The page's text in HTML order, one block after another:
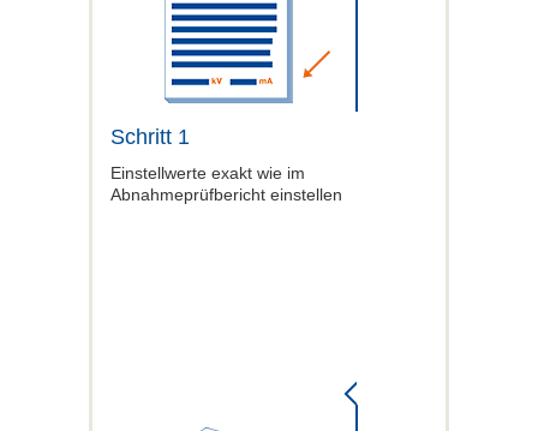
Schritt 1
Einstellwerte exakt wie im
Abnahmeprüfbericht einstellen